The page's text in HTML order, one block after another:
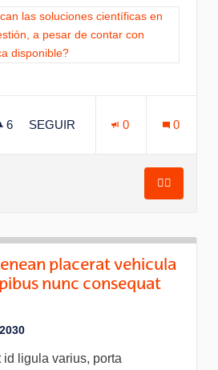
la categoría: ¿Por qué no se aplican
las soluciones científicas en
a pesar de contar con
disponible?
el tema: Ciencia
6 6 SEGUIDORAS
SEGUIR
0 0
👍🏽
placerat vehicula
nunc consequat
id ligula varius, porta